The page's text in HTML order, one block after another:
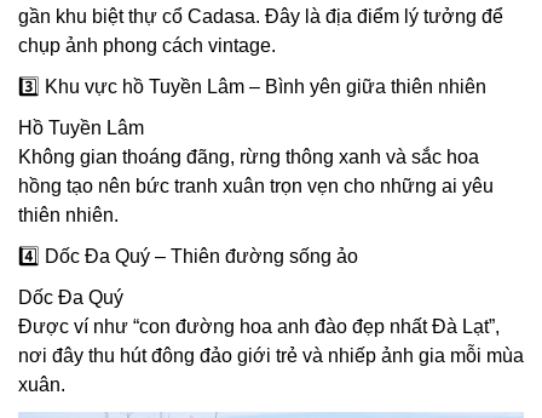
gần khu biệt thự cổ Cadasa. Đây là địa điểm lý tưởng để
chụp ảnh phong cách vintage.
3️⃣ Khu vực hồ Tuyền Lâm – Bình yên giữa thiên nhiên
Hồ Tuyền Lâm
Không gian thoáng đãng, rừng thông xanh và sắc hoa
hồng tạo nên bức tranh xuân trọn vẹn cho những ai yêu
thiên nhiên.
4️⃣ Dốc Đa Quý – Thiên đường sống ảo
Dốc Đa Quý
Được ví như “con đường hoa anh đào đẹp nhất Đà Lạt”,
nơi đây thu hút đông đảo giới trẻ và nhiếp ảnh gia mỗi mùa
xuân.